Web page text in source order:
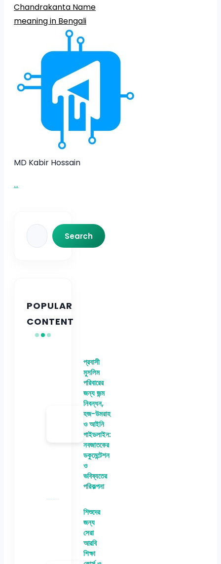
Chandrakanta Name
meaning in Bengali
MD Kabir Hossain
...
Search
Search
POPULAR
CONTENT
প্রবাসী
মুসলিম
পরিবারের
জন্য জন্ম
নিবন্ধন,
হজ-উমরাহ
ও আইনি
গাইডলাইন:
নবজাতকের
ডকুমেন্টেশন
ও
ভবিষ্যতের
পরিকল্পনা
শিশুদের
জন্য
সেরা
আরবি
শিক্ষা